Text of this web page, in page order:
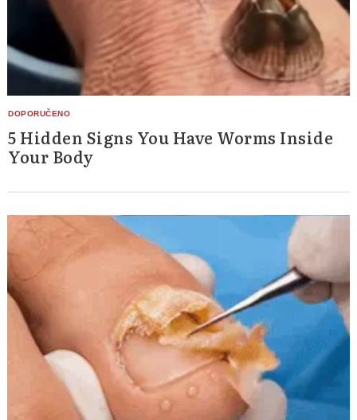
5 Hidden Signs You Have Worms Inside
Your Body